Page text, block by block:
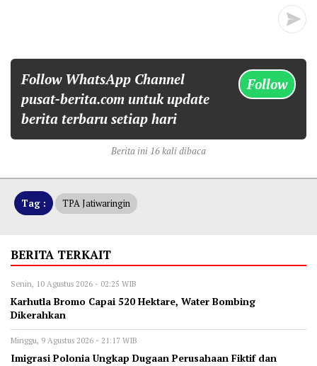
Follow WhatsApp Channel
pusat-berita.com untuk update
berita terbaru setiap hari
Follow
Berita ini 16 kali dibaca
Tag : TPA Jatiwaringin
BERITA TERKAIT
Senin, 10 Agustus 2026 - 02:25 WIB
Karhutla Bromo Capai 520 Hektare, Water Bombing
Dikerahkan
Minggu, 9 Agustus 2026 - 21:17 WIB
Imigrasi Polonia Ungkap Dugaan Perusahaan Fiktif dan